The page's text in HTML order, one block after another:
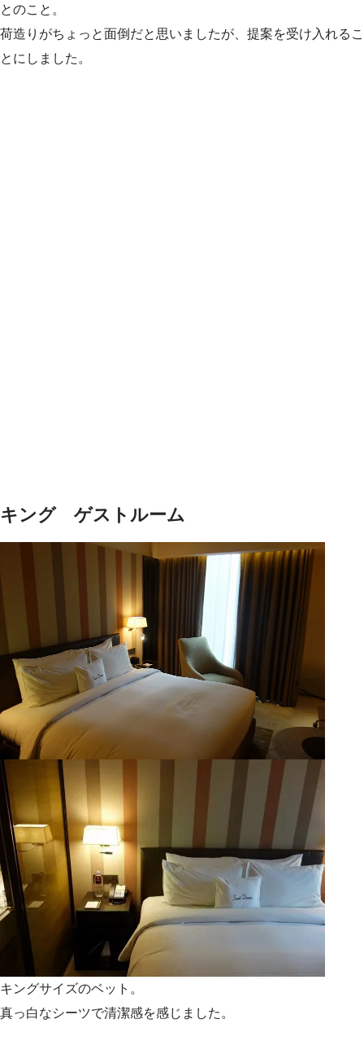
とのこと。
荷造りがちょっと面倒だと思いましたが、提案を受け入れるこ
とにしました。
キング ゲストルーム
キングサイズのベット。
真っ白なシーツで清潔感を感じました。